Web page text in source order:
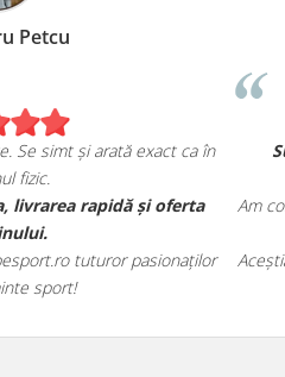
Petcu
Se simt și arată exact ca în
fizic.
livrarea rapidă și oferta
tuturor pasionaților
sport!